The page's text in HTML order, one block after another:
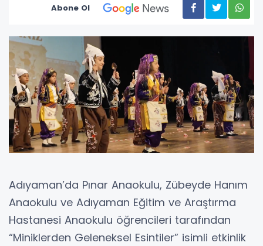
Abone Ol
Adıyaman’da Pınar Anaokulu, Zübeyde Hanım
Anaokulu ve Adıyaman Eğitim ve Araştırma
Hastanesi Anaokulu öğrencileri tarafından
“Miniklerden Geleneksel Esintiler” isimli etkinlik